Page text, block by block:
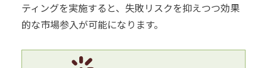
ティングを実施すると、失敗リスクを抑えつつ効果
的な市場参入が可能になります。